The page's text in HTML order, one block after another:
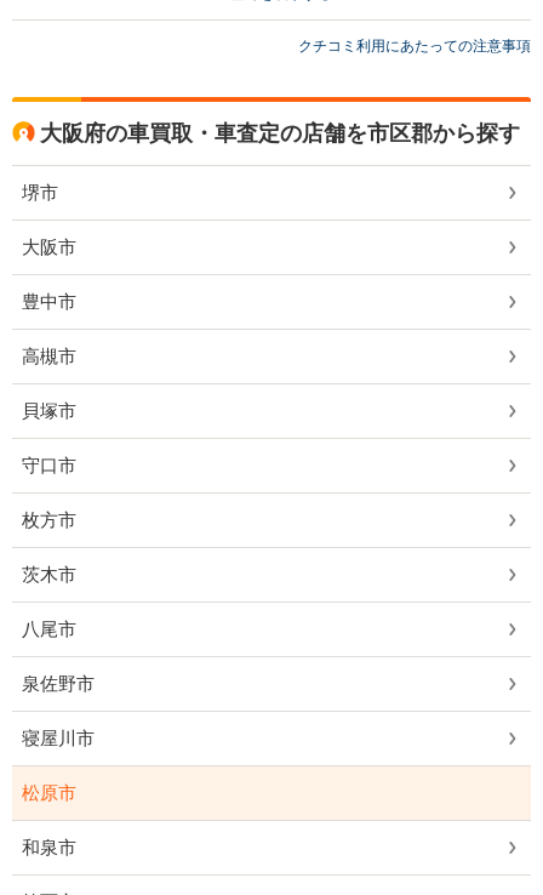
クチコミ利用にあたっての注意事項
大阪府の車買取・車査定の店舗を市区郡から探す
堺市
大阪市
豊中市
高槻市
貝塚市
守口市
枚方市
茨木市
八尾市
泉佐野市
寝屋川市
松原市
和泉市